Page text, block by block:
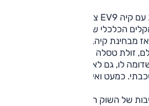
את המסקנות מהחוויות עם קיה EV9 צריך לחלק לשלוש: א.
הכלכלי שמנהל את תרבות הצריכה
לו, גם לא משתווה לו. זהו רכב
כמעט ואין לו פגמים.
של השוק הישראלי לקטגוריה שאין